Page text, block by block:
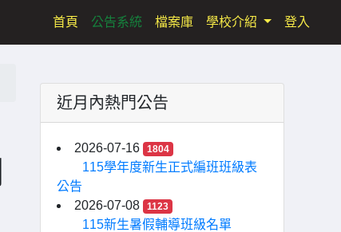
首頁 (current)
公告系統 檔案庫 學校介紹 登入
近月內熱門公告
2026-07-16 1804
115學年度新生正式編班班級表
公告
2026-07-08
1123
115新生暑假輔導班級名單